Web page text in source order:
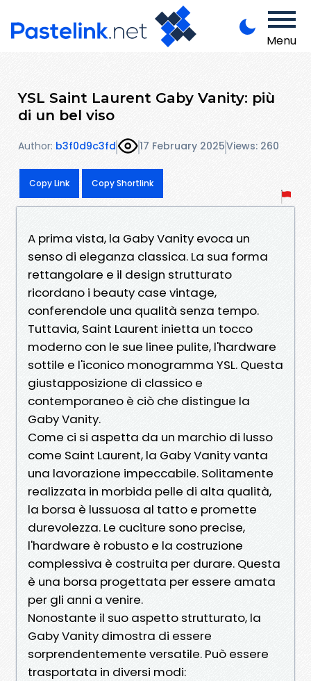
Menu
YSL Saint Laurent Gaby Vanity: più
di un bel viso
Author: b3f0d9c3fd 17 February 2025Views: 260
Copy Link Copy Shortlink
A prima vista, la Gaby Vanity evoca un
senso di eleganza classica. La sua forma
rettangolare e il design strutturato
ricordano i beauty case vintage,
conferendole una qualità senza tempo.
Tuttavia, Saint Laurent inietta un tocco
moderno con le sue linee pulite, l'hardware
sottile e l'iconico monogramma YSL. Questa
giustapposizione di classico e
contemporaneo è ciò che distingue la
Gaby Vanity.
Come ci si aspetta da un marchio di lusso
come Saint Laurent, la Gaby Vanity vanta
una lavorazione impeccabile. Solitamente
realizzata in morbida pelle di alta qualità,
la borsa è lussuosa al tatto e promette
durevolezza. Le cuciture sono precise,
l'hardware è robusto e la costruzione
complessiva è costruita per durare. Questa
è una borsa progettata per essere amata
per gli anni a venire.
Nonostante il suo aspetto strutturato, la
Gaby Vanity dimostra di essere
sorprendentemente versatile. Può essere
trasportata in diversi modi: